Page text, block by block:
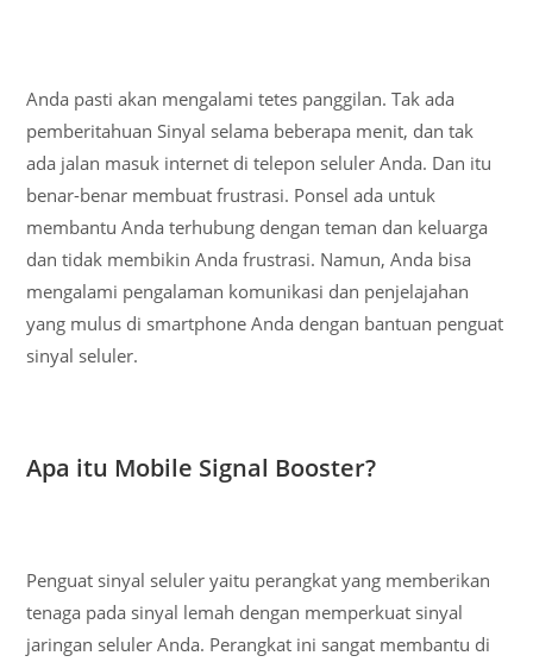
Anda pasti akan mengalami tetes panggilan. Tak ada
pemberitahuan Sinyal selama beberapa menit, dan tak
ada jalan masuk internet di telepon seluler Anda. Dan itu
benar-benar membuat frustrasi. Ponsel ada untuk
membantu Anda terhubung dengan teman dan keluarga
dan tidak membikin Anda frustrasi. Namun, Anda bisa
mengalami pengalaman komunikasi dan penjelajahan
yang mulus di smartphone Anda dengan bantuan penguat
sinyal seluler.
Apa itu Mobile Signal Booster?
Penguat sinyal seluler yaitu perangkat yang memberikan
tenaga pada sinyal lemah dengan memperkuat sinyal
jaringan seluler Anda. Perangkat ini sangat membantu di